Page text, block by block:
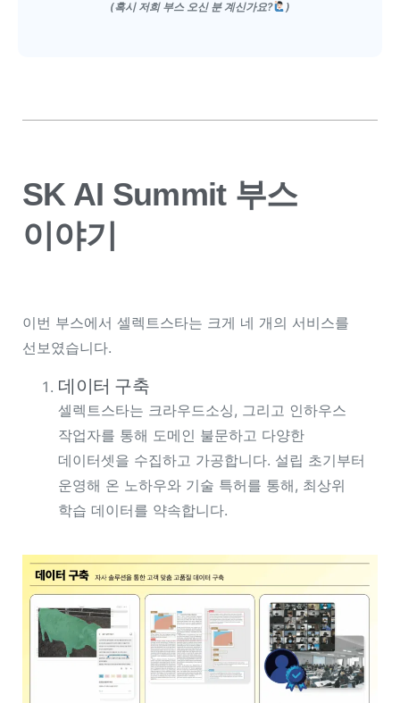
(혹시 저희 부스 오신 분 계신가요? )
SK AI Summit 부스
이야기
이번 부스에서 셀렉트스타는 크게 네 개의 서비스를
선보였습니다.
데이터 구축
셀렉트스타는 크라우드소싱, 그리고 인하우스
작업자를 통해 도메인 불문하고 다양한
데이터셋을 수집하고 가공합니다. 설립 초기부터
운영해 온 노하우와 기술 특허를 통해, 최상위
학습 데이터를 약속합니다.